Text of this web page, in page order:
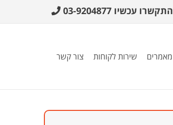
התקשרו עכשיו 03-9204877
מאמרים שירות לקוחות צור קשר